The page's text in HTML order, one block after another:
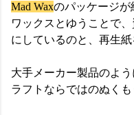
Mad Waxのパッケージが
ワックスとゆうことで
にしているのと、再生
大手メーカー製品のよ
ラフトならではのぬく